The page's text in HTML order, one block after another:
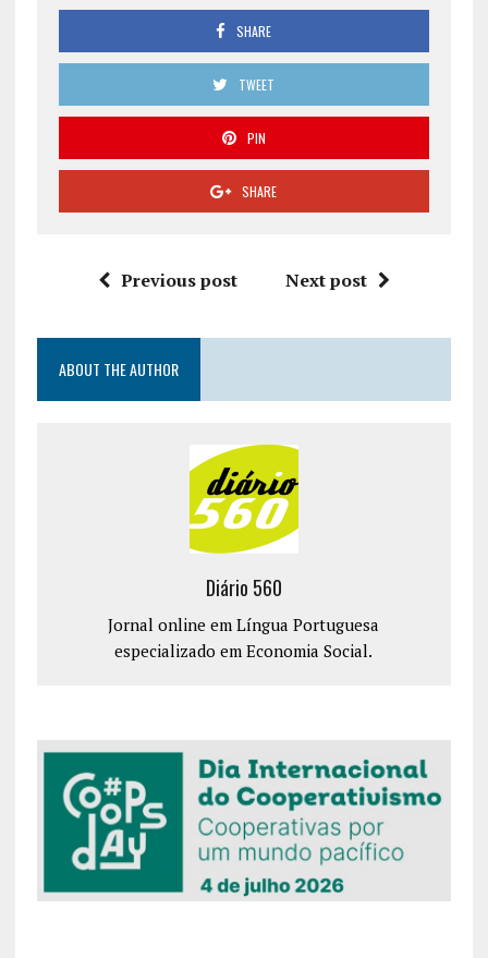
SHARE
TWEET
PIN
SHARE
Previous post Next post
ABOUT THE AUTHOR
Diário 560
Jornal online em Língua Portuguesa
especializado em Economia Social.